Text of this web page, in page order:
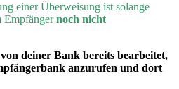
einer Überweisung ist solange
Empfängernoch nicht
deiner Bank bereits bearbeitet,
anzurufen und dort